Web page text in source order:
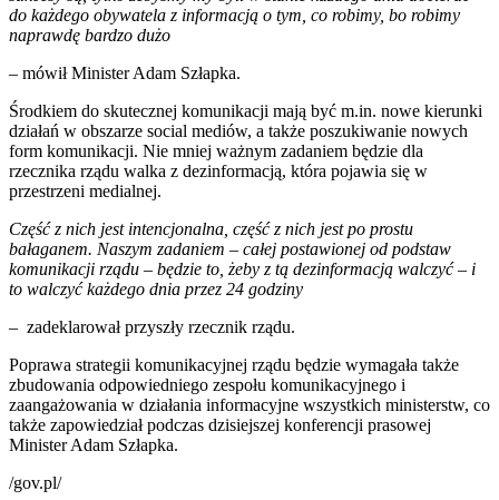
do każdego obywatela z informacją o tym, co robimy, bo robimy
naprawdę bardzo dużo
– mówił Minister Adam Szłapka.
Środkiem do skutecznej komunikacji mają być m.in. nowe kierunki
działań w obszarze social mediów, a także poszukiwanie nowych
form komunikacji. Nie mniej ważnym zadaniem będzie dla
rzecznika rządu walka z dezinformacją, która pojawia się w
przestrzeni medialnej.
Część z nich jest intencjonalna, część z nich jest po prostu
bałaganem. Naszym zadaniem – całej postawionej od podstaw
komunikacji rządu – będzie to, żeby z tą dezinformacją walczyć – i
to walczyć każdego dnia przez 24 godziny
– zadeklarował przyszły rzecznik rządu.
Poprawa strategii komunikacyjnej rządu będzie wymagała także
zbudowania odpowiedniego zespołu komunikacyjnego i
zaangażowania w działania informacyjne wszystkich ministerstw, co
także zapowiedział podczas dzisiejszej konferencji prasowej
Minister Adam Szłapka.
/gov.pl/